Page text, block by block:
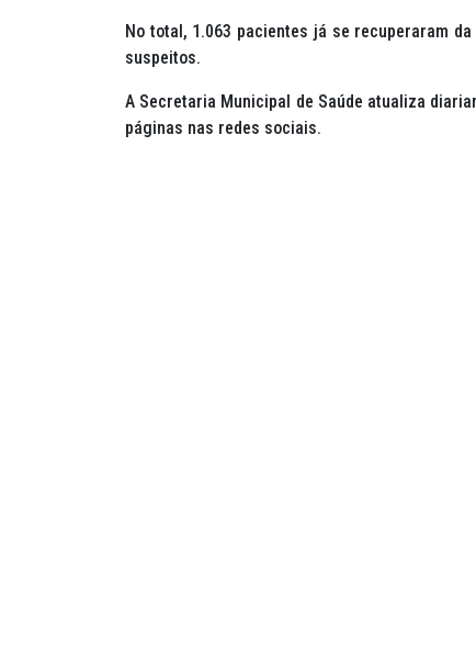
No total, 1.063 pacientes já se recuperaram
suspeitos.
A Secretaria Municipal de Saúde atualiza
páginas nas redes sociais.